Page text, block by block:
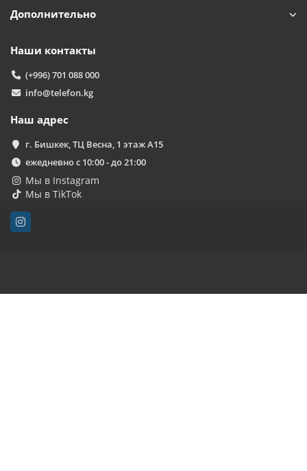
Дополнительно
Наши контакты
(+996) 701 088 000
info@telefon.kg
Наш адрес
г. Бишкек, ТЦ Весна, 1 этаж А15
ежедневно с 10:00 - до 21:00
Мы в Instagram
Мы в TikTok